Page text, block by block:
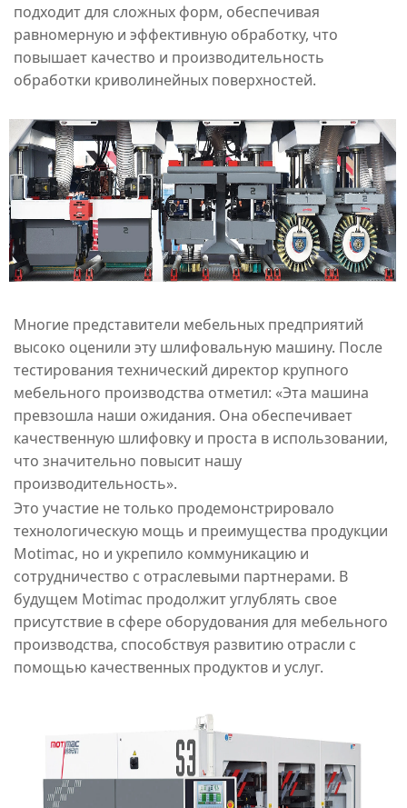
подходит для сложных форм, обеспечивая
равномерную и эффективную обработку, что
повышает качество и производительность
обработки криволинейных поверхностей.
Многие представители мебельных предприятий
высоко оценили эту шлифовальную машину. После
тестирования технический директор крупного
мебельного производства отметил: «Эта машина
превзошла наши ожидания. Она обеспечивает
качественную шлифовку и проста в использовании,
что значительно повысит нашу
производительность».
Это участие не только продемонстрировало
технологическую мощь и преимущества продукции
Motimac, но и укрепило коммуникацию и
сотрудничество с отраслевыми партнерами. В
будущем Motimac продолжит углублять свое
присутствие в сфере оборудования для мебельного
производства, способствуя развитию отрасли с
помощью качественных продуктов и услуг.